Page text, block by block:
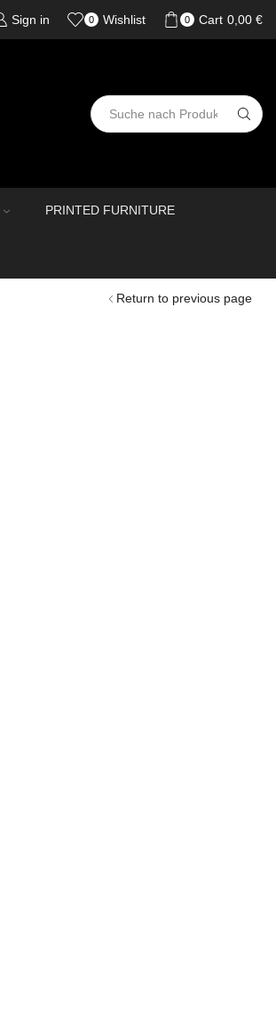
Sign in 0 Wishlist 0 Cart 0,00 €
PRINTED FURNITURE
Return to previous page